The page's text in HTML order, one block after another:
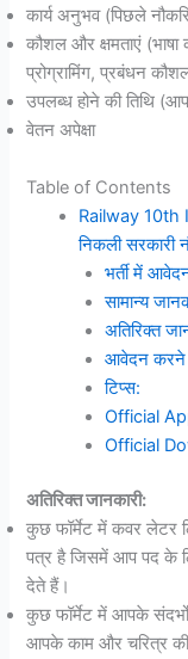
कार्य अनुभव (पिछले
कौशल और क्षमताएं
प्रोग्रामिंग, प्रबंधन
उपलब्ध होने की तिथि
वेतन अपेक्षा
Table of Contents
Railway 10th
निकली सरकारी
भर्ती में
सामान्य
अतिरिक्त
आवेदन करने
टिप्स:
Official
Official
अतिरिक्त जानकारी:
कुछ फॉर्मेट में कवर लेटर
पत्र है जिसमें आप पद के
देते हैं।
कुछ फॉर्मेट में आपके
आपके काम और चरित्र